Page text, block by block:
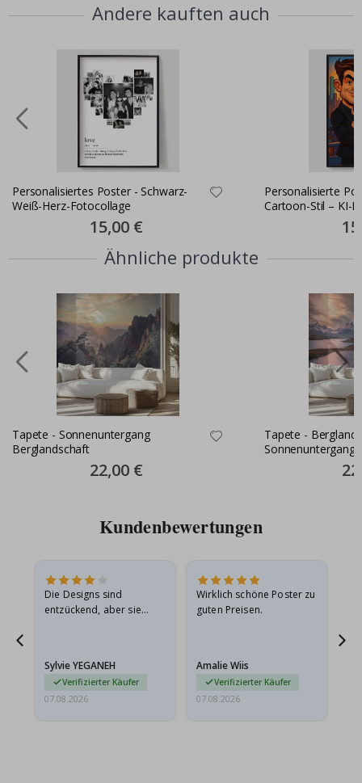
Andere kauften auch
Personalisiertes Poster - Schwarz-
Weiß-Herz-Fotocollage
Special
Price
15,00 €
Personalisierte
Cartoon-Stil – KI-
Ähnliche produkte
Tapete - Sonnenuntergang
Berglandschaft
Special
Price
22,00 €
Tapete -
Sonnenuntergang
Kundenbewertungen
Die Designs sind
entzückend, aber sie
sie…
Sylvie YEGANEH
Verifizierter Käufer
07.08.2026
Wirklich schöne Poster zu
guten Preisen.
Amalie Wiis
Verifizierter Käufer
07.08.2026